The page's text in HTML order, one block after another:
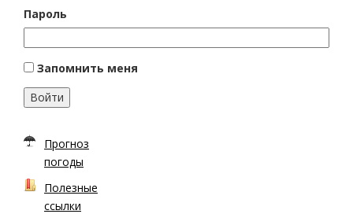
Пароль
Запомнить меня
Войти
Прогноз
погоды
Полезные
ссылки